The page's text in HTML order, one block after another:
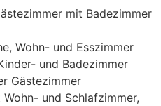
mit Badezimmer
Wohn- und Esszimmer
und Badezimmer
Gästezimmer
und Schlafzimmer,